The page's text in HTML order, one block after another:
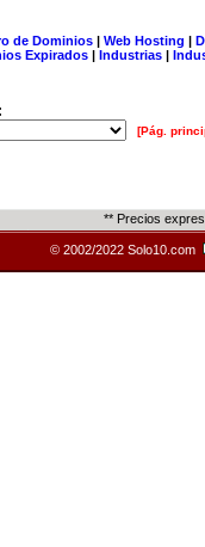
de Dominios| Web Hosting |
Expirados | Industrias |
[Pág.
** Precios
© 2002/2022 Solo10.com